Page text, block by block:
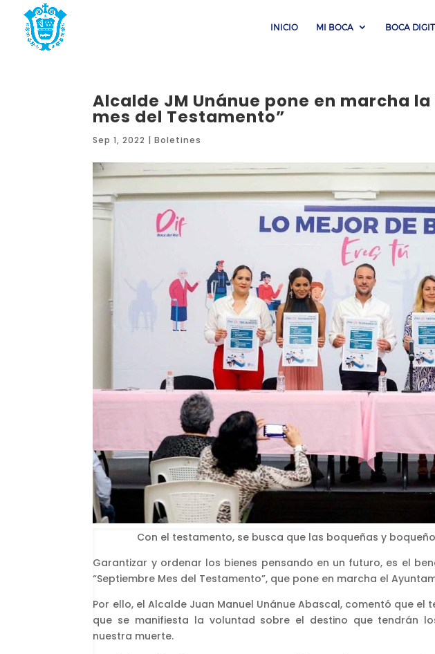
INICIO MI BOCA BOCA
Alcalde JM Unánue pone en marcha
mes del Testamento”
Sep 1, 2022 |Boletines
Con el testamento, se busca que las boqueñas y
Garantizar y ordenar los bienes pensando en un futuro, es el
“Septiembre Mes del Testamento”, que pone en marcha el
Por ello, el Alcalde Juan Manuel Unánue Abascal, comentó que
que se manifiesta la voluntad sobre el destino que tendrán
nuestra muerte.